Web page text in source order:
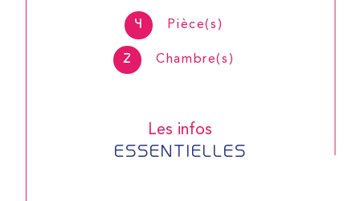
4 Pièce(s)
2 Chambre(s)
Les infos
ESSENTIELLES